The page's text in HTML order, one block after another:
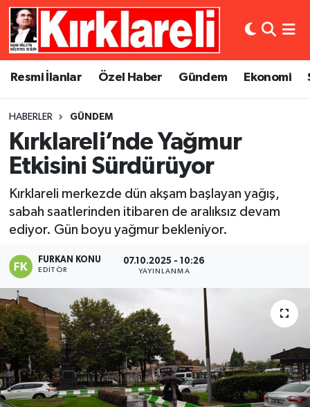
Resmi İlanlar Özel Haber Gündem Ekonomi
HABERLER GÜNDEM
Kırklareli’nde Yağmur
Etkisini Sürdürüyor
Kırklareli merkezde dün akşam başlayan yağış,
sabah saatlerinden itibaren de aralıksız devam
ediyor. Gün boyu yağmur bekleniyor.
FURKAN KONU
EDITÖR
07.10.2025 - 10:26
YAYINLANMA
Resmi İlanlar
Gündem
Ekonomi
Siyaset
Spor
Asayiş
Dünya
Eğitim
Kültür Sanat
Magazin
Medya
Sağlık
Künye
Gizlilik Sözleşmesi
Merkez Nöbetçi Eczaneler
Merkez Trafik Yoğunluk Haritası
Süper Lig Puan Durumu ve Fikstür
Tüm Manşetler
Son Dakika Haberleri
Haber Arşivi